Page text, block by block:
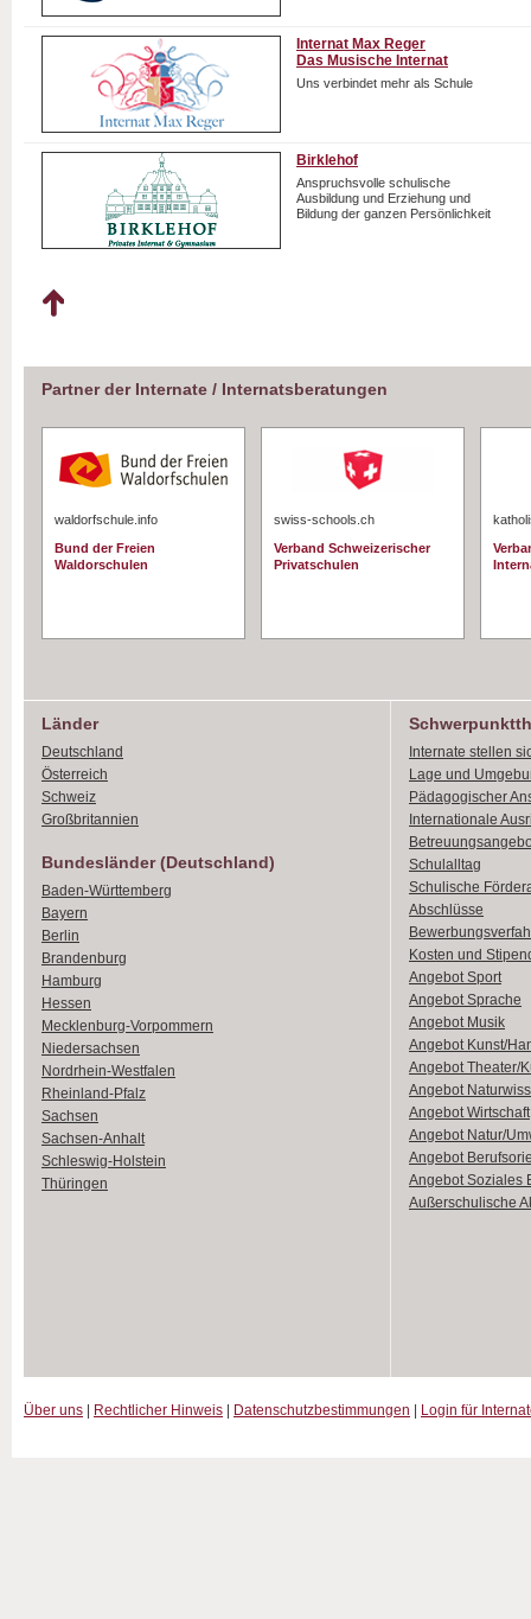
Internat Max Reger
Das Musische Internat
Uns verbindet mehr als Schule
Birklehof
Anspruchsvolle schulische
Ausbildung und Erziehung und
Bildung der ganzen Persönlichkeit
Partner der Internate / Internatsberatungen
waldorfschule.info
Bund der Freien
Waldorschulen
swiss-schools.ch
Verband Schweizerischer
Privatschulen
Länder
Deutschland
Österreich
Schweiz
Großbritannien
Bundesländer (Deutschland)
Baden-Württemberg
Bayern
Berlin
Brandenburg
Hamburg
Hessen
Mecklenburg-Vorpommern
Niedersachsen
Nordrhein-Westfalen
Rheinland-Pfalz
Sachsen
Sachsen-Anhalt
Schleswig-Holstein
Thüringen
Internate stellen
Lage und
Pädagogischer
Internationale
Schulalltag
Schulische
Abschlüsse
Kosten und
Angebot Sport
Angebot Sprache
Angebot Musik
Angebot Kunst/
Angebot Theater/
Angebot
Angebot Wirtschaft
Angebot Natur/
Angebot
Angebot Soziales
Außerschulische
Über uns Rechtlicher Hinweis Datenschutzbestimmungen Login für